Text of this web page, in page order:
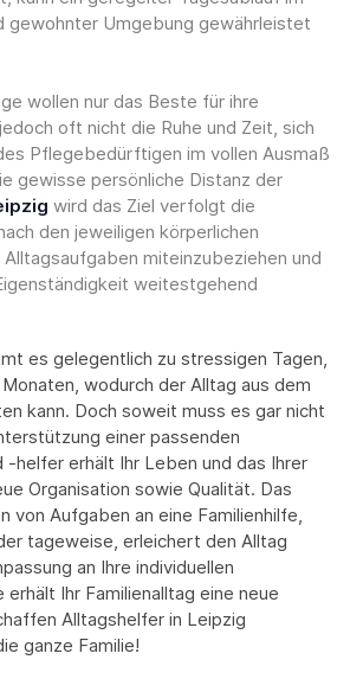
gewohnter Umgebung gewährleistet
wollen nur das Beste für ihre
oft nicht die Ruhe und Zeit, sich
Pflegebedürftigen im vollen Ausmaß
gewisse persönliche Distanz der
wird das Ziel verfolgt die
den jeweiligen körperlichen
miteinzubeziehen und
weitestgehend
es gelegentlich zu stressigen Tagen,
wodurch der Alltag aus dem
kann. Doch soweit muss es gar nicht
einer passenden
helfer erhält Ihr Leben und das Ihrer
Organisation sowie Qualität. Das
von Aufgaben an eine Familienhilfe,
tageweise, erleichert den Alltag
an Ihre individuellen
Ihr Familienalltag eine neue
Alltagshelfer in Leipzig
ganze Familie!